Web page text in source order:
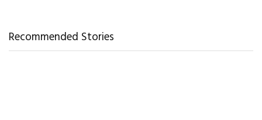
Recommended Stories